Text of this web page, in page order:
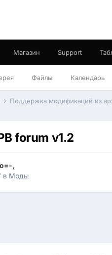
Файлы Календарь
Магазин Support
Поддержка модификаций из
forum v1.2
,
в Моды